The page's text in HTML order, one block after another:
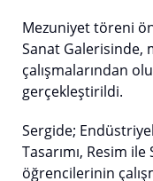
Mezuniyet töreni
Sanat Galerisinde,
çalışmalarından
gerçekleştirildi.
Sergide;
Tasarımı, Resim
öğrencilerinin